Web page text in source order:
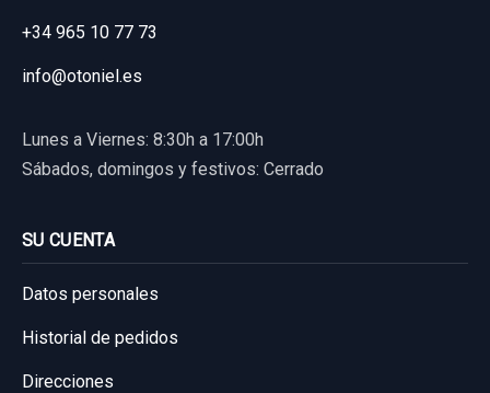
+34 965 10 77 73
info@otoniel.es
Lunes a Viernes: 8:30h a 17:00h
Sábados, domingos y festivos: Cerrado
SU CUENTA
Datos personales
Historial de pedidos
Direcciones